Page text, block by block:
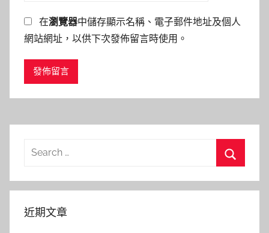
在瀏覽器中儲存顯示名稱、電子郵件地址及個人
網站網址，以供下次發佈留言時使用。
Search
近期文章